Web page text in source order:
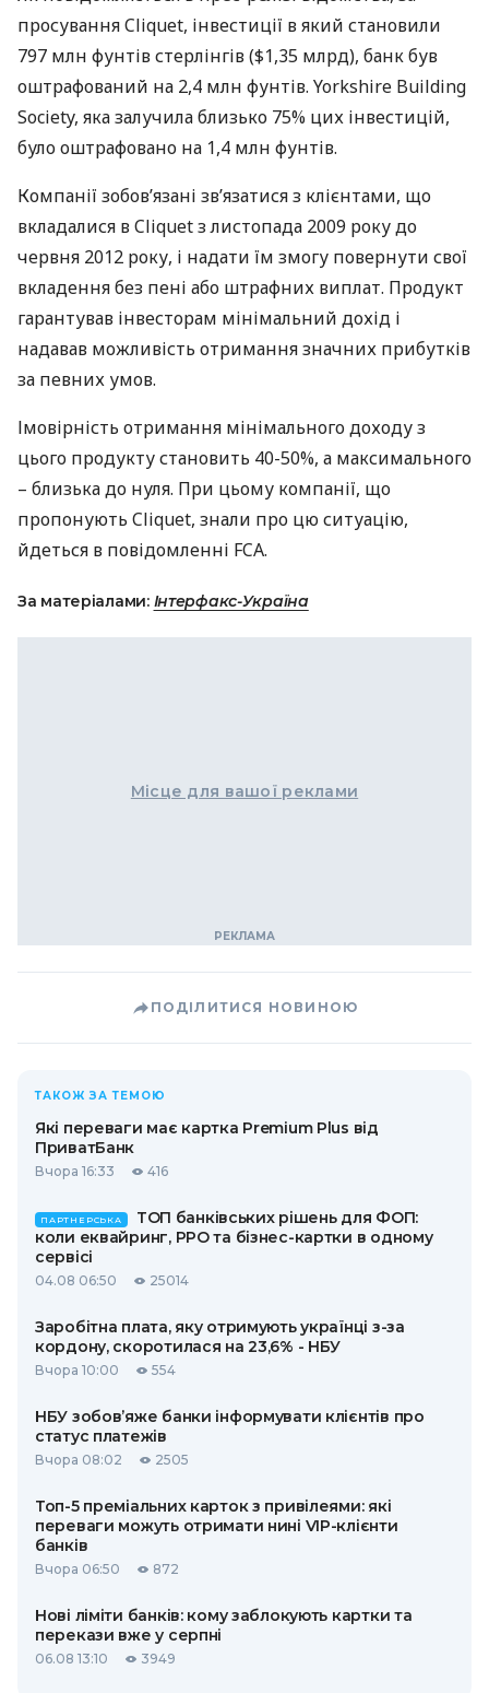
просування Cliquet, інвестиції в який становили
797 млн ​​фунтів стерлінгів ($1,35 млрд), банк був
оштрафований на 2,4 млн фунтів. Yorkshire Building
Society, яка залучила близько 75% цих інвестицій,
було оштрафовано на 1,4 млн фунтів.
Компанії зобов’язані зв’язатися з клієнтами, що
вкладалися в Cliquet з листопада 2009 року до
червня 2012 року, і надати їм змогу повернути свої
вкладення без пені або штрафних виплат. Продукт
гарантував інвесторам мінімальний дохід і
надавав можливість отримання значних прибутків
за певних умов.
Імовірність отримання мінімального доходу з
цього продукту становить 40-50%, а максимального
– близька до нуля. При цьому компанії, що
пропонують Cliquet, знали про цю ситуацію,
йдеться в повідомленні FCA.
За матеріалами: Інтерфакс-Україна
Місце для вашої реклами
ПОДІЛИТИСЯ НОВИНОЮ
ТАКОЖ ЗА ТЕМОЮ
Які переваги має картка Premium Plus від
ПриватБанк
Вчора 16:33 416
ПАРТНЕРСЬКА
ТОП банківських рішень для ФОП:
коли еквайринг, РРО та бізнес-картки в одному
сервісі
04.08 06:50 25014
Заробітна плата, яку отримують українці з-за
кордону, скоротилася на 23,6% - НБУ
Вчора 10:00 554
НБУ зобов’яже банки інформувати клієнтів про
статус платежів
Вчора 08:02 2505
Топ-5 преміальних карток з привілеями: які
переваги можуть отримати нині VIP-клієнти
банків
Вчора 06:50 872
Нові ліміти банків: кому заблокують картки та
перекази вже у серпні
06.08 13:10 3949